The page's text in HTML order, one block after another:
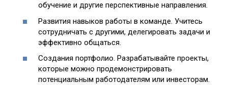
обучение и другие перспективные направления.
Развития навыков работы в команде. Учитесь
сотрудничать с другими, делегировать задачи и
эффективно общаться.
Создания портфолио. Разрабатывайте проекты,
которые можно продемонстрировать
потенциальным работодателям или инвесторам.